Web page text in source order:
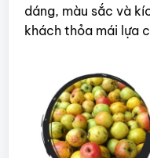
dáng, màu sắc và
khách thỏa mái lựa